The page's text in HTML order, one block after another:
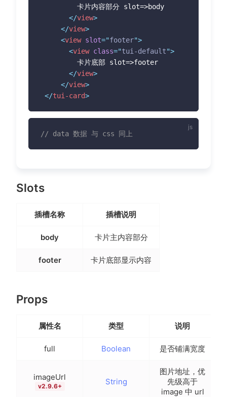
         卡片内容部分 slot=>body
</view>
</view>
<view slot="footer">
<view class="tui-default">
         卡片底部 slot=>footer
</view>
</view>
</tui-card>
// data 数据 与 css 同上
Slots
插槽名称 插槽说明
body 卡片主内容部分
footer 卡片底部显示内容
Props
属性名 类型 说明
full Boolean 是否铺满宽度
imageUrl
v2.9.6+ String
图片地址，优
先级高于
image 中 url